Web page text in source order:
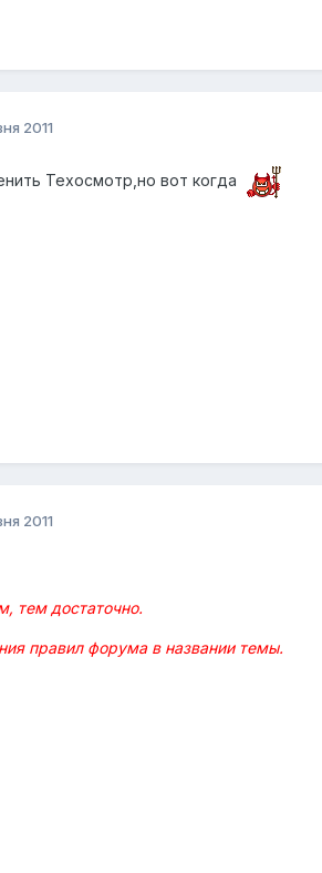
2011
Техосмотр,но вот когда
2011
тем достаточно.
правил форума в названии темы.